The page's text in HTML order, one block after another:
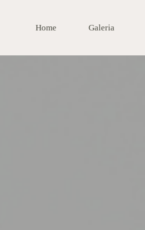
Home Galeria